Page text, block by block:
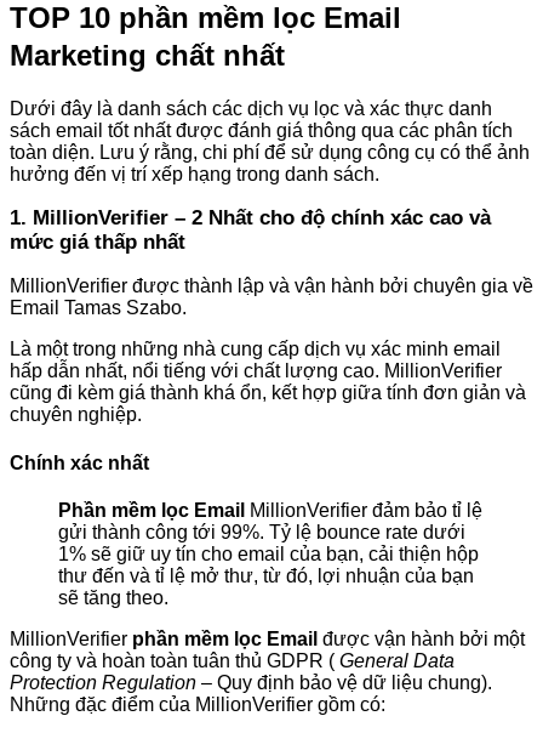
TOP 10 phần mềm lọc Email
Marketing chất nhất
Dưới đây là danh sách các dịch vụ lọc và xác thực danh
sách email tốt nhất được đánh giá thông qua các phân tích
toàn diện. Lưu ý rằng, chi phí để sử dụng công cụ có thể ảnh
hưởng đến vị trí xếp hạng trong danh sách.
1. MillionVerifier – 2 Nhất cho độ chính xác cao và
mức giá thấp nhất
MillionVerifier được thành lập và vận hành bởi chuyên gia về
Email Tamas Szabo.
Là một trong những nhà cung cấp dịch vụ xác minh email
hấp dẫn nhất, nổi tiếng với chất lượng cao. MillionVerifier
cũng đi kèm giá thành khá ổn, kết hợp giữa tính đơn giản và
chuyên nghiệp.
Chính xác nhất
Phần mềm lọc Email MillionVerifier đảm bảo tỉ lệ
gửi thành công tới 99%. Tỷ lệ bounce rate dưới
1% sẽ giữ uy tín cho email của bạn, cải thiện hộp
thư đến và tỉ lệ mở thư, từ đó, lợi nhuận của bạn
sẽ tăng theo.
MillionVerifier phần mềm lọc Email được vận hành bởi một
công ty và hoàn toàn tuân thủ GDPR ( General Data
Protection Regulation – Quy định bảo vệ dữ liệu chung).
Những đặc điểm của MillionVerifier gồm có: